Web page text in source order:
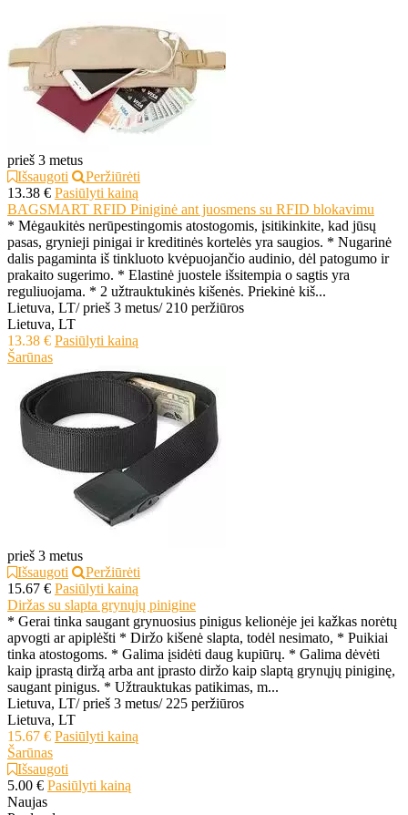
prieš 3 metus
Išsaugoti
Peržiūrėti
13.38 € Pasiūlyti kainą
BAGSMART RFID Piniginė ant juosmens su RFID blokavimu
* Mėgaukitės nerūpestingomis atostogomis, įsitikinkite, kad jūsų
pasas, grynieji pinigai ir kreditinės kortelės yra saugios. * Nugarinė
dalis pagaminta iš tinkluoto kvėpuojančio audinio, dėl patogumo ir
prakaito sugerimo. * Elastinė juostele išsitempia o sagtis yra
reguliuojama. * 2 užtrauktukinės kišenės. Priekinė kiš...
Lietuva, LT/ prieš 3 metus/ 210 peržiūros
Lietuva, LT
13.38 € Pasiūlyti kainą
Šarūnas
prieš 3 metus
Išsaugoti
Peržiūrėti
15.67 € Pasiūlyti kainą
Diržas su slapta grynųjų pinigine
* Gerai tinka saugant grynuosius pinigus kelionėje jei kažkas norėtų
apvogti ar apiplėšti * Diržo kišenė slapta, todėl nesimato, * Puikiai
tinka atostogoms. * Galima įsidėti daug kupiūrų. * Galima dėvėti
kaip įprastą diržą arba ant įprasto diržo kaip slaptą grynųjų piniginę,
saugant pinigus. * Užtrauktukas patikimas, m...
Lietuva, LT/ prieš 3 metus/ 225 peržiūros
Lietuva, LT
15.67 € Pasiūlyti kainą
Šarūnas
Išsaugoti
5.00 € Pasiūlyti kainą
Naujas